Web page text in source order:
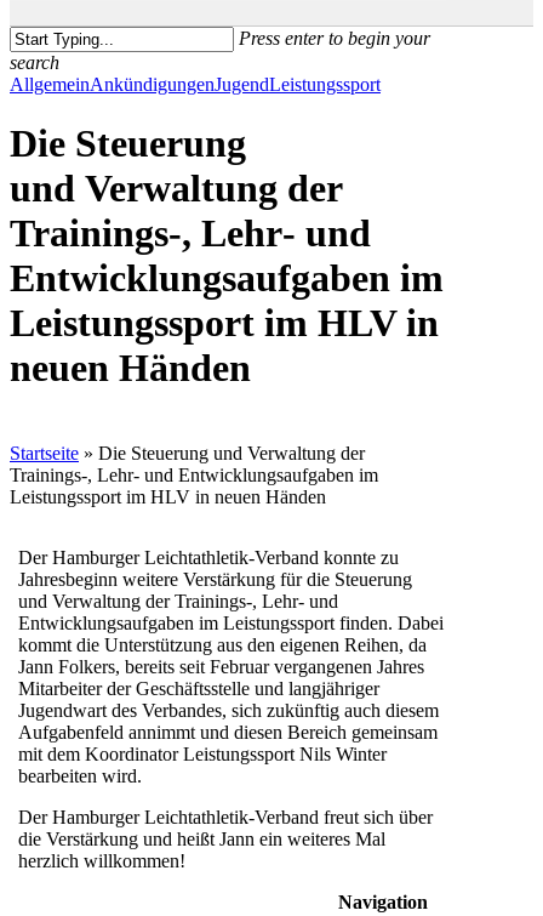
Press enter to begin your
search
Close
AllgemeinAnkündigungenJugendLeistungssport
Die Steuerung
und Verwaltung der
Trainings‐, Lehr‐ und
Entwicklungsaufgaben im
Leistungssport im HLV in
neuen Händen
Startseite » Die Steuerung und Verwaltung der
Trainings‐, Lehr‐ und Entwicklungsaufgaben im
Leistungssport im HLV in neuen Händen
Der Hamburger Leichtathletik-Verband konnte zu
Jahresbeginn weitere Verstärkung für die Steuerung
und Verwaltung der Trainings‐, Lehr‐ und
Entwicklungsaufgaben im Leistungssport finden. Dabei
kommt die Unterstützung aus den eigenen Reihen, da
Jann Folkers, bereits seit Februar vergangenen Jahres
Mitarbeiter der Geschäftsstelle und langjähriger
Jugendwart des Verbandes, sich zukünftig auch diesem
Aufgabenfeld annimmt und diesen Bereich gemeinsam
mit dem Koordinator Leistungssport Nils Winter
bearbeiten wird.
Der Hamburger Leichtathletik-Verband freut sich über
die Verstärkung und heißt Jann ein weiteres Mal
herzlich willkommen!
Navigation